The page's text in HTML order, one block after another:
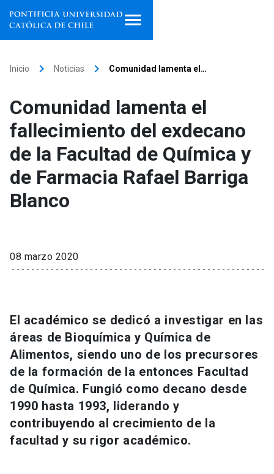
Facultades, escuelas e
institutos
Investigación
Internacionalización
Vinculación
Información para keyboard_arrow_down
Futuros estudiantes
Estudiantes
Académicos
Personal
Go to english site launch
ACCESOS DIRECTOS
Admisión
Mi Cuenta UC launch
Inicio keyboard_arrow_right Noticias keyboard_arrow_right Comunidad lamenta el…
Comunidad lamenta el
fallecimiento del exdecano
de la Facultad de Química y
de Farmacia Rafael Barriga
Blanco
08 marzo 2020
El académico se dedicó a investigar en las
áreas de Bioquímica y Química de
Alimentos, siendo uno de los precursores
de la formación de la entonces Facultad
de Química. Fungió como decano desde
1990 hasta 1993, liderando y
contribuyendo al crecimiento de la
facultad y su rigor académico.